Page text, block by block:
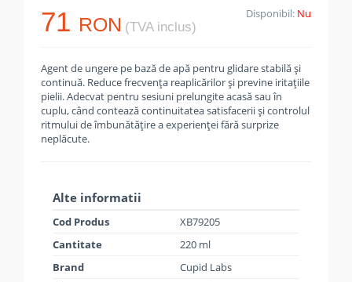
71 RON (TVA inclus)
Disponibil: Nu
Agent de ungere pe bază de apă pentru glidare stabilă și
continuă. Reduce frecvența reaplicărilor și previne iritațiile
pielii. Adecvat pentru sesiuni prelungite acasă sau în
cuplu, când contează continuitatea satisfacerii și controlul
ritmului de îmbunătățire a experienței fără surprize
neplăcute.
Alte informatii
Cod Produs
XB79205
Cantitate
220 ml
Brand
Cupid Labs